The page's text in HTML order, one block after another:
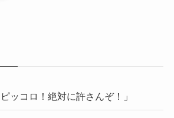
ッコロ！絶対に許さんぞ！」